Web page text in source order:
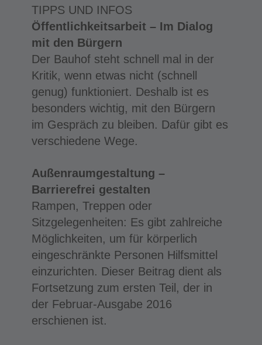
TIPPS UND INFOS
Öffentlichkeitsarbeit – Im Dialog
mit den Bürgern
Der Bauhof steht schnell mal in der
Kritik, wenn etwas nicht (schnell
genug) funktioniert. Deshalb ist es
besonders wichtig, mit den Bürgern
im Gespräch zu bleiben. Dafür gibt es
verschiedene Wege.
Außenraumgestaltung –
Barrierefrei gestalten
Rampen, Treppen oder
Sitzgelegenheiten: Es gibt zahlreiche
Möglichkeiten, um für körperlich
eingeschränkte Personen Hilfsmittel
einzurichten. Dieser Beitrag dient als
Fortsetzung zum ersten Teil, der in
der Februar-Ausgabe 2016
erschienen ist.